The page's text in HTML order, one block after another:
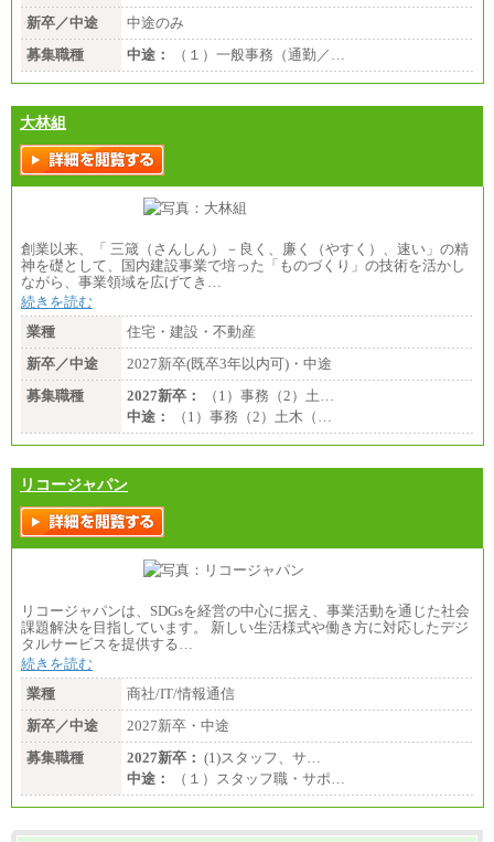
新卒／中途
中途のみ
募集職種
中途： （１）一般事務（通勤／…
大林組
創業以来、「 三箴（さんしん）－良く、廉く（やすく）、速い」の精
神を礎として、国内建設事業で培った「ものづくり」の技術を活かし
ながら、事業領域を広げてき…
続きを読む
業種
住宅・建設・不動産
新卒／中途
2027新卒(既卒3年以内可)・中途
募集職種
2027新卒：
（1）事務（2）土…
中途：
（1）事務（2）土木（…
リコージャパン
リコージャパンは、SDGsを経営の中心に据え、事業活動を通じた社会
課題解決を目指しています。 新しい生活様式や働き方に対応したデジ
タルサービスを提供する…
続きを読む
業種
商社/IT/情報通信
新卒／中途
2027新卒・中途
募集職種
2027新卒： (1)スタッフ、サ…
中途：
（１）スタッフ職・サポ…